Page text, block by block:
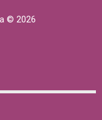
© 2026